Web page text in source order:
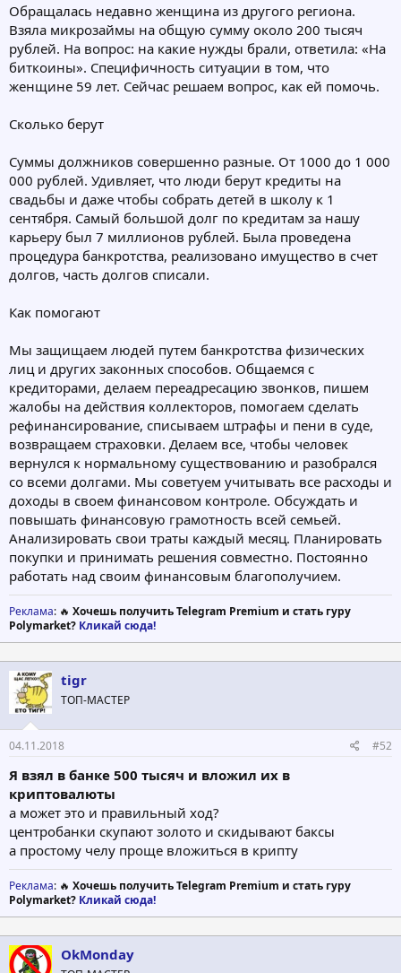
Обращалась недавно женщина из другого региона.
Взяла микрозаймы на общую сумму около 200 тысяч
рублей. На вопрос: на какие нужды брали, ответила: «На
биткоины». Специфичность ситуации в том, что
женщине 59 лет. Сейчас решаем вопрос, как ей помочь.
Сколько берут
Суммы должников совершенно разные. От 1000 до 1 000
000 рублей. Удивляет, что люди берут кредиты на
свадьбы и даже чтобы собрать детей в школу к 1
сентября. Самый большой долг по кредитам за нашу
карьеру был 7 миллионов рублей. Была проведена
процедура банкротства, реализовано имущество в счет
долгов, часть долгов списали.
Как помогают
Мы защищаем людей путем банкротства физических
лиц и других законных способов. Общаемся с
кредиторами, делаем переадресацию звонков, пишем
жалобы на действия коллекторов, помогаем сделать
рефинансирование, списываем штрафы и пени в суде,
возвращаем страховки. Делаем все, чтобы человек
вернулся к нормальному существованию и разобрался
со всеми долгами. Мы советуем учитывать все расходы и
доходы в своем финансовом контроле. Обсуждать и
повышать финансовую грамотность всей семьей.
Анализировать свои траты каждый месяц. Планировать
покупки и принимать решения совместно. Постоянно
работать над своим финансовым благополучием.
Реклама: 🔥 Хочешь получить Telegram Premium и стать гуру
Polymarket? Кликай сюда!
tigr
ТОП-МАСТЕР
04.11.2018 #52
Я взял в банке 500 тысяч и вложил их в
криптовалюты
а может это и правильный ход?
центробанки скупают золото и скидывают баксы
а простому челу проще вложиться в крипту
Реклама: 🔥 Хочешь получить Telegram Premium и стать гуру
Polymarket? Кликай сюда!
OkMonday